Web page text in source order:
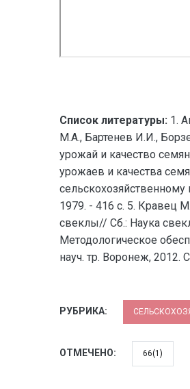
Список литературы: 1.
М.А., Бартенев И.И.,
урожай и качество
урожаев и качества
сельскохозяйственному
1979. - 416 с. 5. Кравец
свеклы// Сб.: Наука
Методологическое
науч. тр. Воронеж, 2012.
РУБРИКА:
ОТМЕЧЕНО: 66(1)